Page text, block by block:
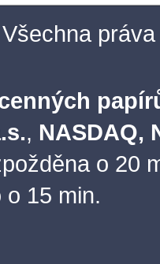
práva
, NASDAQ,
o 20
o 15 min.